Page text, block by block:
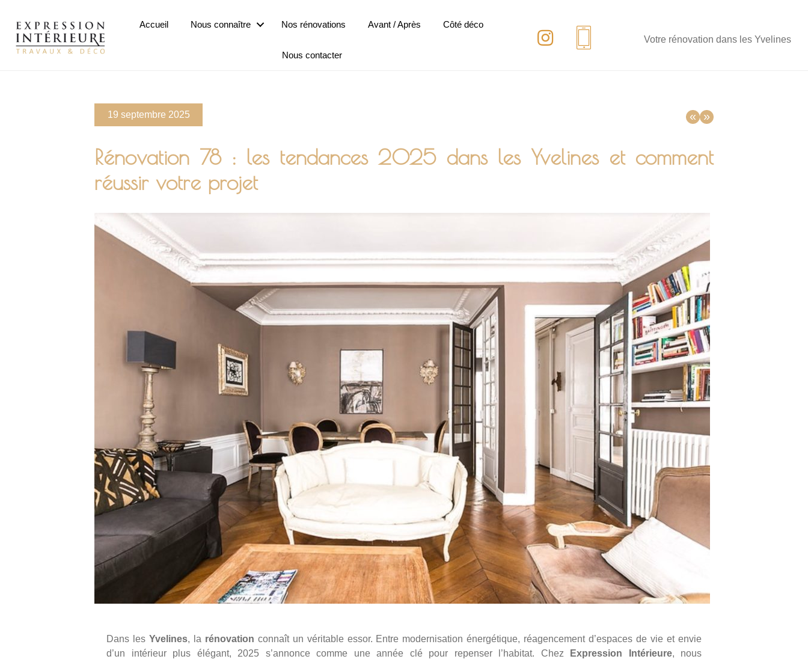
contenu
principal
Accueil Nous connaître Nos rénovations Avant / Après Côté déco
Nous contacter
Votre rénovation dans les Yvelines
« »
19 septembre 2025
Rénovation 78 : les tendances 2025 dans les Yvelines et comment
réussir votre projet
Dans les Yvelines, la rénovation connaît un véritable essor. Entre modernisation énergétique, réagencement d’espaces de vie et envie
d’un intérieur plus élégant, 2025 s’annonce comme une année clé pour repenser l’habitat. Chez
Expression Intérieure, nous